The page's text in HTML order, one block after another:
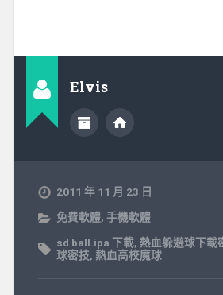
Elvis
2011 年 11 月 23 日
免費軟體, 手機軟體
sd ball.ipa 下載, 熱血躲避球下載
球密技, 熱血高校魔球